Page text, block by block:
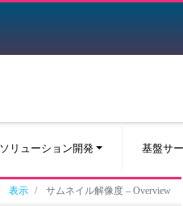
ソリューション開発 基盤サ
表示 サムネイル解像度 – Overview